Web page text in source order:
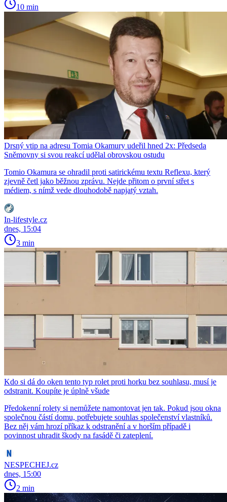
10 min
Drsný vtip na adresu Tomia Okamury udeřil hned 2x: Předseda
Sněmovny si svou reakcí udělal obrovskou ostudu
Tomio Okamura se ohradil proti satirickému textu Reflexu, který
zjevně četl jako běžnou zprávu. Nejde přitom o první střet s
médiem, s nímž vede dlouhodobě napjatý vztah.
In-lifestyle.cz
dnes, 15:04
3 min
Kdo si dá do oken tento typ rolet proti horku bez souhlasu, musí je
odstranit. Koupíte je úplně všude
Předokenní rolety si nemůžete namontovat jen tak. Pokud jsou okna
společnou částí domu, potřebujete souhlas společenství vlastníků.
Bez něj vám hrozí příkaz k odstranění a v horším případě i
povinnost uhradit škody na fasádě či zateplení.
NESPECHEJ.cz
dnes, 15:00
2 min